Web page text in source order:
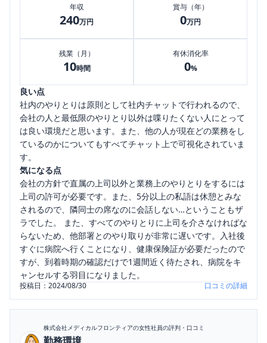
年収
240万円
賞与（年）
0万円
残業（月）
10時間
有休消化率
0%
良い点
社内のやりとりは原則として社内チャットで行われるので、
会社の人と最低限のやりとり以外は喋りたくない人にとって
は良い環境だと思います。また、他の人が現在どの業務をし
ているのかについてもすべてチャット上で可視化されていま
す。
気になる点
会社の方針で直属の上司以外と業務上のやりとりをするには
上司の許可が必要です。また、5分以上の私語は休憩とみな
されるので、隣同士の席なのに会話しない…ということもザ
ラでした。 また、すべてのやりとりに上司を介さなければな
らないため、他部署とのやり取りが非常に遅いです。入社後
すぐに病院へ行くことになり、健康保険証が必要だったので
すが、到着時期の確認だけで1週間近く待たされ、病院をキ
ャンセルする羽目になりました。
投稿日：2024/08/30 口コミの詳細
株式会社メディカルフロンティアの女性社員の評判・口コミ